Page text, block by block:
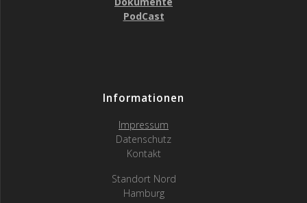
PodCast
Informationen
Impressum
Datenschutz
Kontakt
Standort Nord
Hamburg